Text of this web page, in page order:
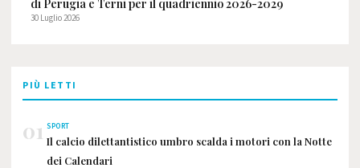
di Perugia e Terni per il quadriennio 2026-2029
30 Luglio 2026
PIÙ LETTI
01 SPORT
Il calcio dilettantistico umbro scalda i motori con la Notte
dei Calendari